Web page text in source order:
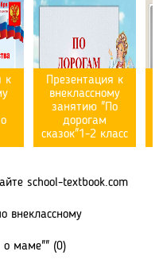
к
Презентация к
внеклассному
занятию "По
дорогам
сказок"1-2 класс
school-textbook.com
внеклассному
о маме"" (0)